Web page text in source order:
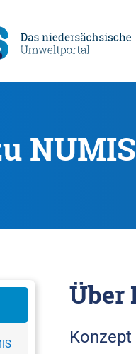
NUMIS
Über